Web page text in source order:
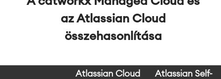
az Atlassian Cloud
összehasonlítása
Atlassian Cloud
Atlassian Self-